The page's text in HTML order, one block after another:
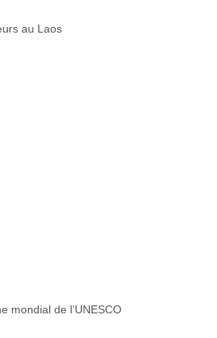
au Laos
mondial de l’UNESCO